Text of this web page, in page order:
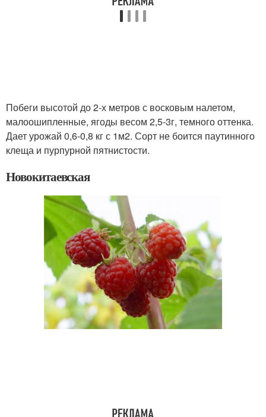
Побеги высотой до 2-х метров с восковым налетом,
малоошипленные, ягоды весом 2,5-3г, темного оттенка.
Дает урожай 0,6-0,8 кг с 1м2. Сорт не боится паутинного
клеща и пурпурной пятнистости.
Новокитаевская